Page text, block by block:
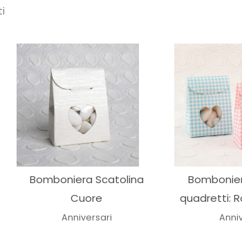
Bomboniera Scatolina
Cuore
Anniversari
quadretti: